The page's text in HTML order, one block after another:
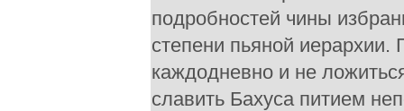
подробностей чины
степени пьяной
каждодневно и не
славить Бахуса питием